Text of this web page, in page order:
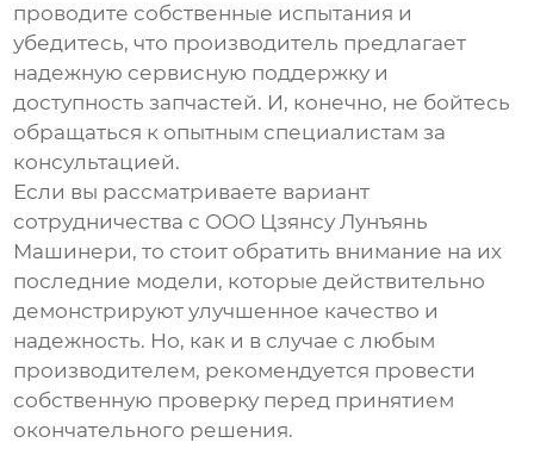
проводите собственные испытания и
убедитесь, что производитель предлагает
надежную сервисную поддержку и
доступность запчастей. И, конечно, не бойтесь
обращаться к опытным специалистам за
консультацией.
Если вы рассматриваете вариант
сотрудничества с ООО Цзянсу Лунъянь
Машинери, то стоит обратить внимание на их
последние модели, которые действительно
демонстрируют улучшенное качество и
надежность. Но, как и в случае с любым
производителем, рекомендуется провести
собственную проверку перед принятием
окончательного решения.